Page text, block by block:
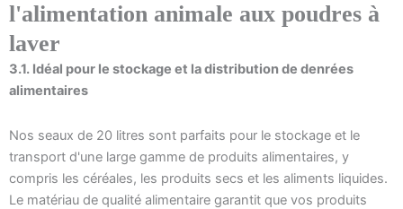
l'alimentation animale aux poudres à
laver
3.1. Idéal pour le stockage et la distribution de denrées
alimentaires
Nos seaux de 20 litres sont parfaits pour le stockage et le
transport d'une large gamme de produits alimentaires, y
compris les céréales, les produits secs et les aliments liquides.
Le matériau de qualité alimentaire garantit que vos produits